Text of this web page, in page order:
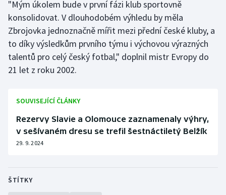
Ragby
Rychlobruslení
Rychlostní kanoistika
Stolní tenis
Veslování
"Mým úkolem bude v první fázi klub sportovně
konsolidovat. V dlouhodobém výhledu by měla
Zbrojovka jednoznačně mířit mezi přední české kluby, a
to díky výsledkům prvního týmu i výchovou výrazných
talentů pro celý český fotbal," doplnil mistr Evropy do
21 let z roku 2002.
SOUVISEJÍCÍ ČLÁNKY
Rezervy Slavie a Olomouce zaznamenaly výhry,
v sešívaném dresu se trefil šestnáctiletý Belžík
29. 9. 2024
ŠTÍTKY